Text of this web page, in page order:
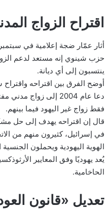
اقتراح الزواج
حزب شينوي إنه مستعد لدعم
ينتسبون إلى أي ديانة.
أوضح الفرق بين اقتراحه
دعا عام 2004 إلى
فقط زواج غير اليهود فيما بينهم.
في إسرائيل، كثيرون منهم من
الهوية اليهودية ويحملون
يُعد يهوديًا وفق المعايير
الحاخامية.
تعديل «قانون